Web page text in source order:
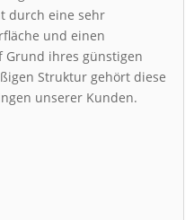
durch eine sehr
und einen
Grund ihres günstigen
Struktur gehört diese
unserer Kunden.